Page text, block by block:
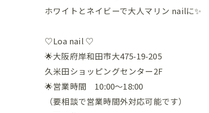
ホワイトとネイビーで大人マリン nailに✨
♡Loa nail ♡
🌟大阪府岸和田市大475-19-205
久米田ショッピングセンター2F
🌟営業時間 10:00〜18:00
（要相談で営業時間外対応可能です）